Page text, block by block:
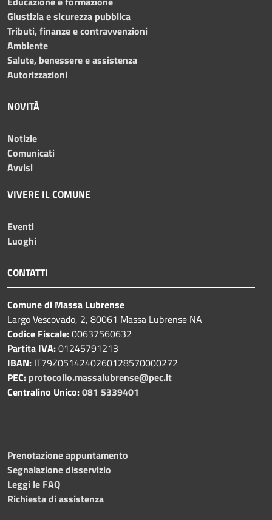
Giustizia e sicurezza pubblica
Tributi, finanze e contravvenzioni
Ambiente
Salute, benessere e assistenza
Autorizzazioni
NOVITÀ
Notizie
Comunicati
Avvisi
VIVERE IL COMUNE
Eventi
Luoghi
CONTATTI
Comune di Massa Lubrense
Largo Vescovado, 2, 80061 Massa Lubrense NA
Codice Fiscale:00637560632
Partita IVA:01245791213
IBAN: IT79Z0514240260128570000272
PEC: protocollo.massalubrense@pec.it
Centralino Unico:081 5339401
Prenotazione appuntamento
Segnalazione disservizio
Leggi le FAQ
Richiesta di assistenza